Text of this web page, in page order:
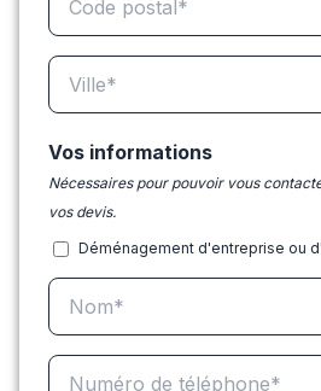
Vos informations
Nécessaires pour pouvoir vous
vos devis.
Déménagement d'entreprise ou